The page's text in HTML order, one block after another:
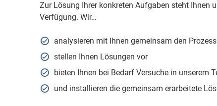
Zur Lösung Ihrer konkreten Aufgaben steht Ihnen
Verfügung. Wir…
analysieren mit Ihnen gemeinsam den Prozess
stellen Ihnen Lösungen vor
bieten Ihnen bei Bedarf Versuche in unserem
und installieren die gemeinsam erarbeitete